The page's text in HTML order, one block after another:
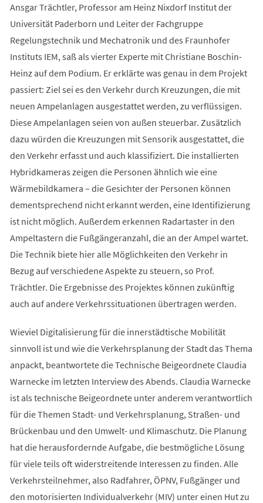
Ansgar Trächtler, Professor am Heinz Nixdorf Institut der
Universität Paderborn und Leiter der Fachgruppe
Regelungstechnik und Mechatronik und des Fraunhofer
Instituts IEM, saß als vierter Experte mit Christiane Boschin-
Heinz auf dem Podium. Er erklärte was genau in dem Projekt
passiert: Ziel sei es den Verkehr durch Kreuzungen, die mit
neuen Ampelanlagen ausgestattet werden, zu verflüssigen.
Diese Ampelanlagen seien von außen steuerbar. Zusätzlich
dazu würden die Kreuzungen mit Sensorik ausgestattet, die
den Verkehr erfasst und auch klassifiziert. Die installierten
Hybridkameras zeigen die Personen ähnlich wie eine
Wärmebildkamera – die Gesichter der Personen können
dementsprechend nicht erkannt werden, eine Identifizierung
ist nicht möglich. Außerdem erkennen Radartaster in den
Ampeltastern die Fußgängeranzahl, die an der Ampel wartet.
Die Technik biete hier alle Möglichkeiten den Verkehr in
Bezug auf verschiedene Aspekte zu steuern, so Prof.
Trächtler. Die Ergebnisse des Projektes können zukünftig
auch auf andere Verkehrssituationen übertragen werden.
Wieviel Digitalisierung für die innerstädtische Mobilität
sinnvoll ist und wie die Verkehrsplanung der Stadt das Thema
anpackt, beantwortete die Technische Beigeordnete Claudia
Warnecke im letzten Interview des Abends. Claudia Warnecke
ist als technische Beigeordnete unter anderem verantwortlich
für die Themen Stadt- und Verkehrsplanung, Straßen- und
Brückenbau und den Umwelt- und Klimaschutz. Die Planung
hat die herausfordernde Aufgabe, die bestmögliche Lösung
für viele teils oft widerstreitende Interessen zu finden. Alle
Verkehrsteilnehmer, also Radfahrer, ÖPNV, Fußgänger und
den motorisierten Individualverkehr (MIV) unter einen Hut zu